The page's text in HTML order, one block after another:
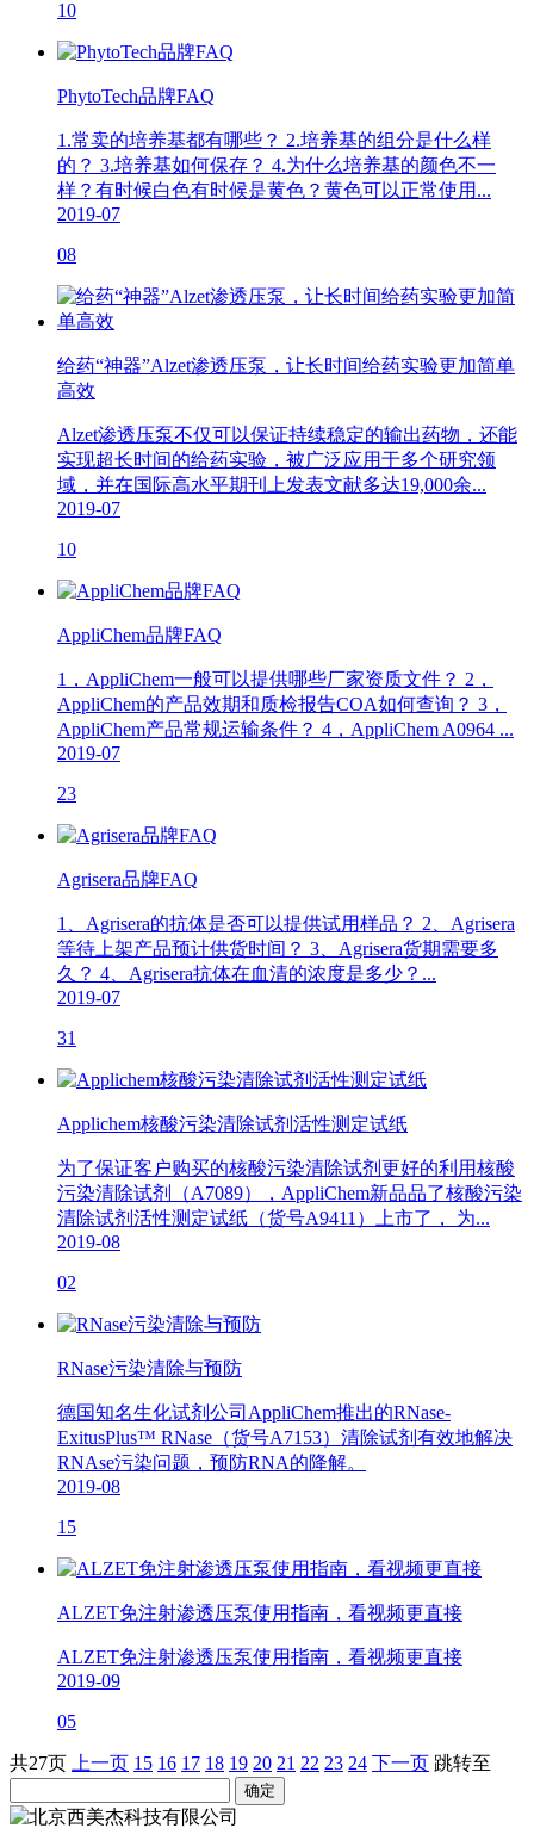
10
PhytoTech品牌FAQ
1.常卖的培养基都有哪些？ 2.培养基的组分是什么样
的？ 3.培养基如何保存？ 4.为什么培养基的颜色不一
样？有时候白色有时候是黄色？黄色可以正常使用...
2019-07
08
给药“神器”Alzet渗透压泵，让长时间给药实验更加简单
高效
Alzet渗透压泵不仅可以保证持续稳定的输出药物，还能
实现超长时间的给药实验，被广泛应用于多个研究领
域，并在国际高水平期刊上发表文献多达19,000余...
2019-07
10
AppliChem品牌FAQ
1，AppliChem一般可以提供哪些厂家资质文件？ 2，
AppliChem的产品效期和质检报告COA如何查询？ 3，
AppliChem产品常规运输条件？ 4，AppliChem A0964 ...
2019-07
23
Agrisera品牌FAQ
1、Agrisera的抗体是否可以提供试用样品？ 2、Agrisera
等待上架产品预计供货时间？ 3、Agrisera货期需要多
久？ 4、Agrisera抗体在血清的浓度是多少？...
2019-07
31
Applichem核酸污染清除试剂活性测定试纸
为了保证客户购买的核酸污染清除试剂更好的利用核酸
污染清除试剂（A7089），AppliChem新品品了核酸污染
清除试剂活性测定试纸（货号A9411）上市了， 为...
2019-08
02
RNase污染清除与预防
德国知名生化试剂公司AppliChem推出的RNase-
ExitusPlus™ RNase（货号A7153）清除试剂有效地解决
RNAse污染问题，预防RNA的降解。
2019-08
15
ALZET免注射渗透压泵使用指南，看视频更直接
ALZET免注射渗透压泵使用指南，看视频更直接
2019-09
05
共27页 上一页 15 16 17 18 19 20 21 22 23 24 下一页 跳转至